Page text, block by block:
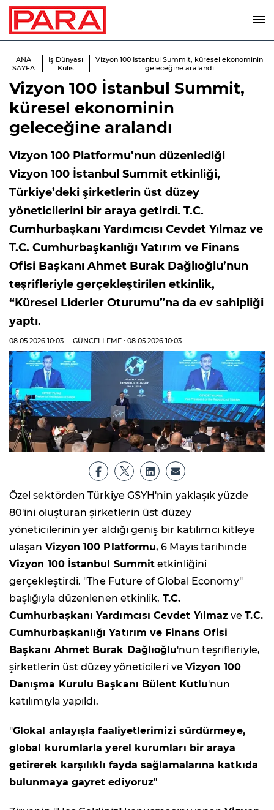
ANA
SAYFA
İş Dünyası
Kulis
Vizyon 100 İstanbul Summit, küresel ekonominin
geleceğine aralandı
Vizyon 100 İstanbul Summit,
küresel ekonominin
geleceğine aralandı
Vizyon 100 Platformu’nun düzenlediği
Vizyon 100 İstanbul Summit etkinliği,
Türkiye’deki şirketlerin üst düzey
yöneticilerini bir araya getirdi. T.C.
Cumhurbaşkanı Yardımcısı Cevdet Yılmaz ve
T.C. Cumhurbaşkanlığı Yatırım ve Finans
Ofisi Başkanı Ahmet Burak Dağlıoğlu’nun
teşrifleriyle gerçekleştirilen etkinlik,
“Küresel Liderler Oturumu”na da ev sahipliği
yaptı.
08.05.2026 10:03 GÜNCELLEME : 08.05.2026 10:03
Özel sektörden Türkiye GSYH'nin yaklaşık yüzde
80'ini oluşturan şirketlerin üst düzey
yöneticilerinin yer aldığı geniş bir katılımcı kitleye
ulaşan Vizyon 100 Platformu, 6 Mayıs tarihinde
Vizyon 100 İstanbul Summit etkinliğini
gerçekleştirdi. "The Future of Global Economy"
başlığıyla düzenlenen etkinlik, T.C.
Cumhurbaşkanı Yardımcısı Cevdet Yılmaz veT.C.
Cumhurbaşkanlığı Yatırım ve Finans Ofisi
Başkanı Ahmet Burak Dağlıoğlu'nun teşrifleriyle,
şirketlerin üst düzey yöneticileri veVizyon 100
Danışma Kurulu Başkanı Bülent Kutlu'nun
katılımıyla yapıldı.
"Glokal anlayışla faaliyetlerimizi sürdürmeye,
global kurumlarla yerel kurumları bir araya
getirerek karşılıklı fayda sağlamalarına katkıda
bulunmaya gayret ediyoruz"